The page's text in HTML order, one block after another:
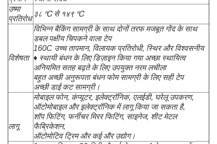
उष्मा
प्रतिरोध
३८ ℃ से १४९ ℃
विशेषता
विभिन्न बैकिंग सामग्री के साथ दोनों तरफ मजबूत गोंद के साथ
डबल पक्षीय चिपकने वाला टेप
160C उच्च तापमान, विलायक प्रतिरोधी, स्थिर और विश्वसनीय
♦ स्थायी बंधन के लिए डिज़ाइन किया गया अच्छा स्थायित्व
अनियमित सतह बढ़ते के लिए उपयुक्त नरम लचीला
बहुत अच्छी अनुरूपता बंधन फोम सामग्री के लिए सही टेप
अच्छी डाई कट सामग्री।
लागू
मोबाइल फोन, कंप्यूटर, इलेक्ट्रॉनिक, एलईडी, घरेलू उपकरण,
ऑटोमोबाइल और इलेक्ट्रॉनिक में लागू किया जा सकता है,
शॉप फिटिंग, फर्नीचर मिरर फिटिंग, साइनेज, शीट मेटल
फैब्रिकेशन,
ऑटोमोटिव ट्रिम और कई और उद्योग।